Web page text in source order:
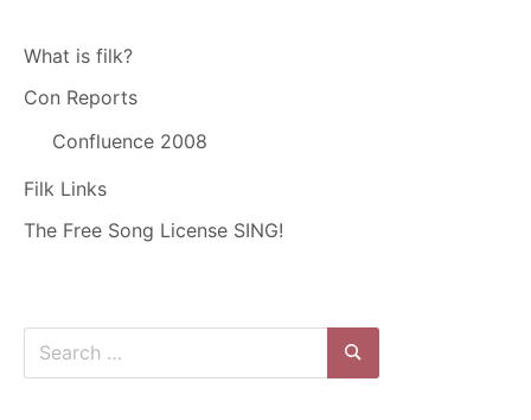
What is filk?
Con Reports
Confluence 2008
Filk Links
The Free Song License SING!
Search
Search